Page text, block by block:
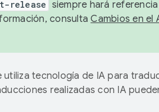
release siempre hará
consultaCambios en el
utiliza tecnología de IA para
realizadas con IA